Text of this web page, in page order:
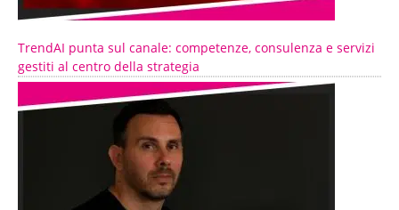
TrendAI punta sul canale: competenze, consulenza e servizi
gestiti al centro della strategia